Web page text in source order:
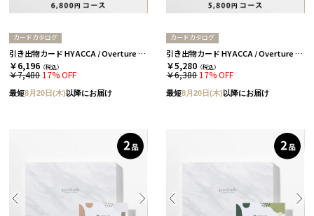
カードカタログ
引き出物カード HYACCA / Overture / 2品セレクト / レイク 【引き出物宅配】
￥6,196 （税込）
￥7,480 17% OFF
最短8月20日(木) 以降にお届け
カードカタログ
引き出物カード HYACCA / Overture / 2品セレクト / バーチ 【引き出物宅配】
￥5,280 （税込）
￥6,380 17% OFF
最短8月20日(木) 以降にお届け